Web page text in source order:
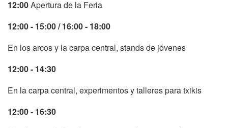
12:00Apertura de la Feria
12:00 - 15:00 / 16:00 - 18:00
En los arcos y la carpa central, stands de jóvenes
12:00 - 14:30
En la carpa central, experimentos y talleres para txikis
12:00 - 16:30